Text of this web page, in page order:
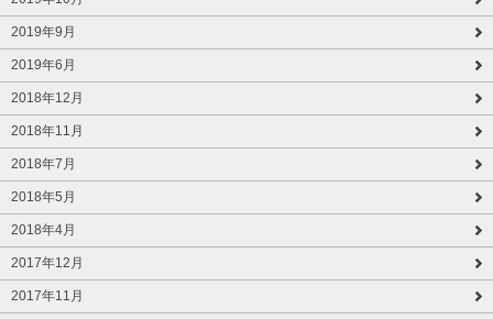
2019年9月
2019年6月
2018年12月
2018年11月
2018年7月
2018年5月
2018年4月
2017年12月
2017年11月